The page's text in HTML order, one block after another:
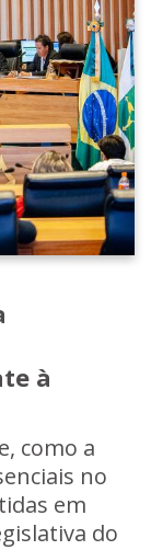
à
como a
no
em
do